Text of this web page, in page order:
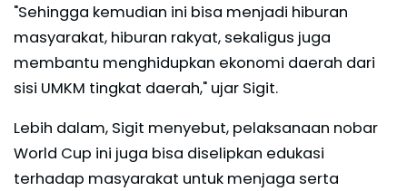
"Sehingga kemudian ini bisa menjadi hiburan
masyarakat, hiburan rakyat, sekaligus juga
membantu menghidupkan ekonomi daerah dari
sisi UMKM tingkat daerah," ujar Sigit.
Lebih dalam, Sigit menyebut, pelaksanaan nobar
World Cup ini juga bisa diselipkan edukasi
terhadap masyarakat untuk menjaga serta